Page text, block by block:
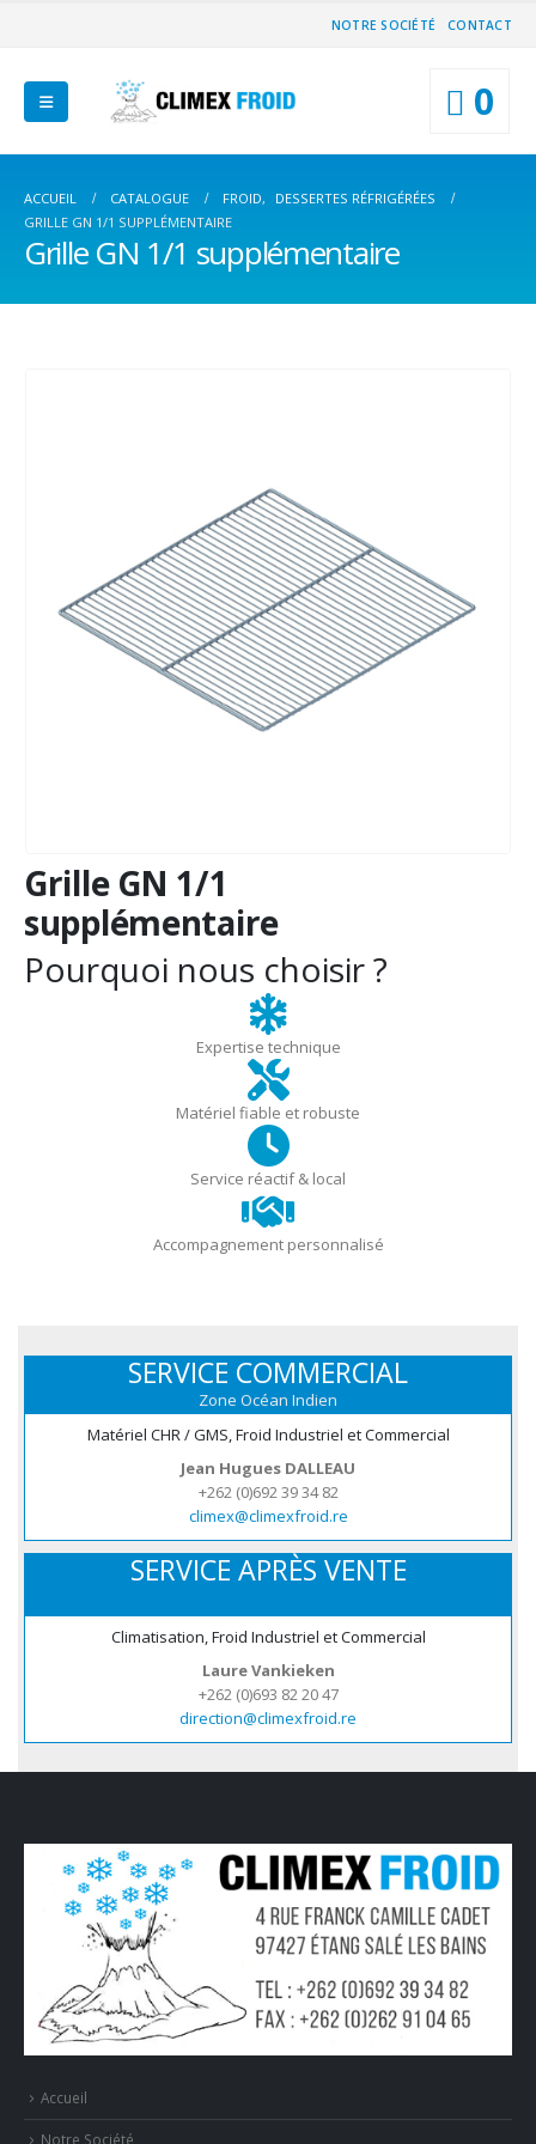
NOTRE SOCIÉTÉ CONTACT
0
ACCUEIL CATALOGUE FROID,
DESSERTES RÉFRIGÉRÉES
GRILLE GN 1/1 SUPPLÉMENTAIRE
Grille GN 1/1 supplémentaire
Grille GN 1/1
supplémentaire
Pourquoi nous choisir ?
Expertise technique
Matériel fiable et robuste
Service réactif & local
Accompagnement personnalisé
SERVICE COMMERCIAL
Zone Océan Indien
Matériel CHR / GMS, Froid Industriel et Commercial
Jean Hugues DALLEAU
+262 (0)692 39 34 82
climex@climexfroid.re
SERVICE APRÈS VENTE
Climatisation, Froid Industriel et Commercial
Laure Vankieken
+262 (0)693 82 20 47
direction@climexfroid.re
Accueil
Notre Société